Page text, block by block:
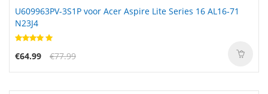
U609963PV-3S1P voor Acer Aspire Lite Series 16 AL16-71
N23J4
€64.99 €77.99